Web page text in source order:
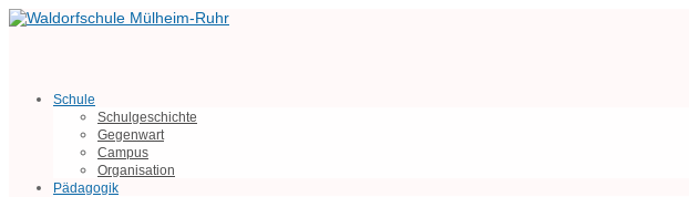
Schule
Schulgeschichte
Gegenwart
Campus
Organisation
Pädagogik